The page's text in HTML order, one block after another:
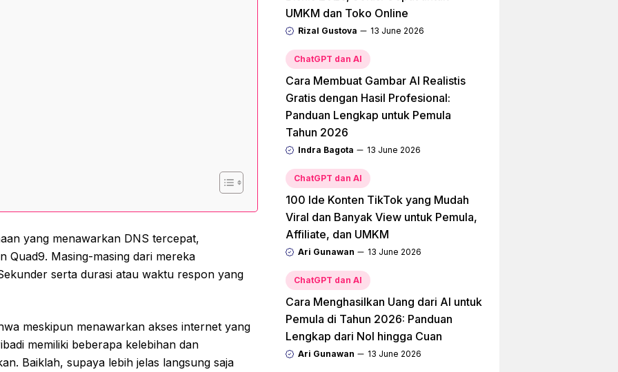
yang menawarkan DNS tercepat,
Quad9. Masing-masing dari mereka
serta durasi atau waktu respon yang
meskipun menawarkan akses internet yang
memiliki beberapa kelebihan dan
Baiklah, supaya lebih jelas langsung saja
UMKM dan Toko Online
Rizal Gustova 13 June 2026
ChatGPT dan AI
Cara Membuat Gambar AI Realistis
Gratis dengan Hasil Profesional:
Panduan Lengkap untuk Pemula
Tahun 2026
Indra Bagota 13 June 2026
ChatGPT dan AI
100 Ide Konten TikTok yang Mudah
Viral dan Banyak View untuk Pemula,
Affiliate, dan UMKM
Ari Gunawan 13 June 2026
ChatGPT dan AI
Cara Menghasilkan Uang dari AI untuk
Pemula di Tahun 2026: Panduan
Lengkap dari Nol hingga Cuan
Ari Gunawan 13 June 2026